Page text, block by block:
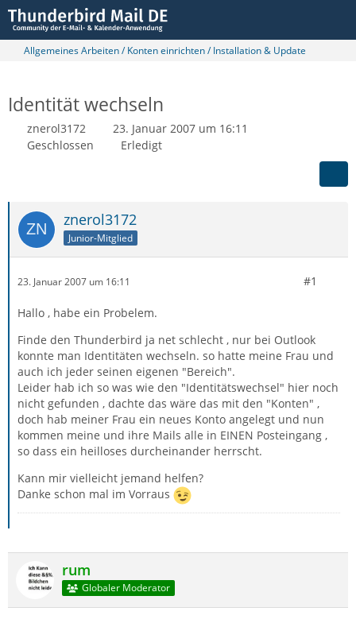
Allgemeines Arbeiten / Konten einrichten / Installation & Update
Identität wechseln
znerol3172
23. Januar 2007 um 16:11
Geschlossen
Erledigt
znerol3172
Junior-Mitglied
23. Januar 2007 um 16:11 #1
Hallo , habe ein Probelem.
Finde den Thunderbird ja net schlecht , nur bei Outlook
konnte man Identitäten wechseln. so hatte meine Frau und
auch ich jeder seinen eigenen "Bereich".
Leider hab ich so was wie den "Identitätswechsel" hier noch
nicht gefunden , dachte das wäre das mit den "Konten" ,
doch hab meiner Frau ein neues Konto angelegt und nun
kommen meine und ihre Mails alle in EINEN Posteingang ,
so dass ein heilloses durcheinander herrscht.
Kann mir vielleicht jemand helfen?
Danke schon mal im Vorraus
rum
Globaler Moderator